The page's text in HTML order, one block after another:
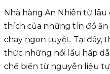
Nhà hàng An Nhiên từ
thích của những tín đồ ăn
chay ngon tuyệt. Tại đây,
thức những nồi lẩu hấp
chế biến từ nguyên liệu